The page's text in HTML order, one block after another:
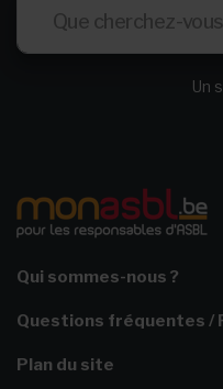
Un
Qui sommes-nous ?
Questions fréquentes /
Plan du site